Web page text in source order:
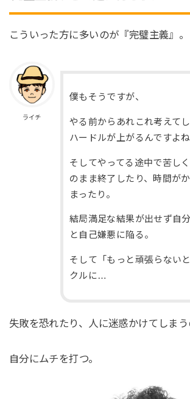
こういった方に多いのが『完璧主義』。
ライチ
僕もそうですが、
やる前からあれこれ考えて
ハードルが上がるんですよね
そしてやってる途中で苦し
のまま終了したり、時間が
まったり。
結局満足な結果が出せず自
と自己嫌悪に陥る。
そして「もっと頑張らない
クルに…
失敗を恐れたり、人に迷惑かけてしま
自分にムチを打つ。